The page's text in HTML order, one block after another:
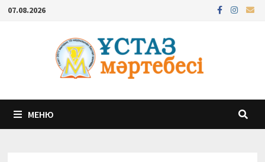
Перейти
содержимому
07.08.2026
МЕНЮ